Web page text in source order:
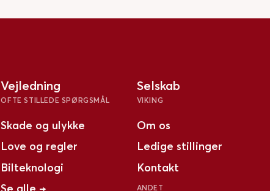
Vejledning
OFTE STILLEDE SPØRGSMÅL
Skade og ulykke
Love og regler
Bilteknologi
Selskab
VIKING
Om os
Ledige stillinger
Kontakt
ANDET